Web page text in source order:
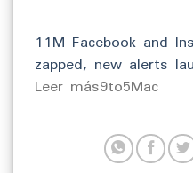
11M Facebook and
zapped, new alerts
​Leer más9to5Mac